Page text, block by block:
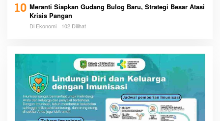
10 Meranti Siapkan Gudang Bulog Baru, Strategi Besar Atasi
Krisis Pangan
Di Ekonomi 102 Dilihat